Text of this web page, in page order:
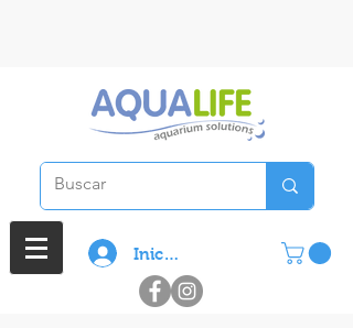
Iniciar sesión